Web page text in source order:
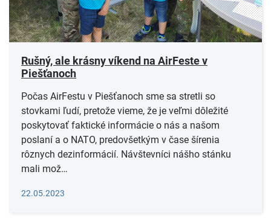
Rušný, ale krásny víkend na AirFeste v
Piešťanoch
Počas AirFestu v Piešťanoch sme sa stretli so
stovkami ľudí, pretože vieme, že je veľmi dôležité
poskytovať faktické informácie o nás a našom
poslaní a o NATO, predovšetkým v čase šírenia
rôznych dezinformácií. Návštevníci nášho stánku
mali mož…
22.05.2023